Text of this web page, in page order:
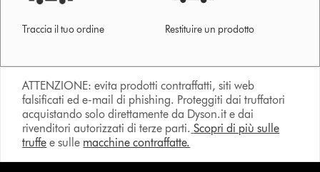
Traccia il tuo ordine Restituire un prodotto
ATTENZIONE: evita prodotti contraffatti, siti web
falsificati ed e-mail di phishing. Proteggiti dai truffatori
acquistando solo direttamente da Dyson.it e dai
rivenditori autorizzati di terze parti. Scopri di più sulle
truffe e sulle macchine contraffatte.